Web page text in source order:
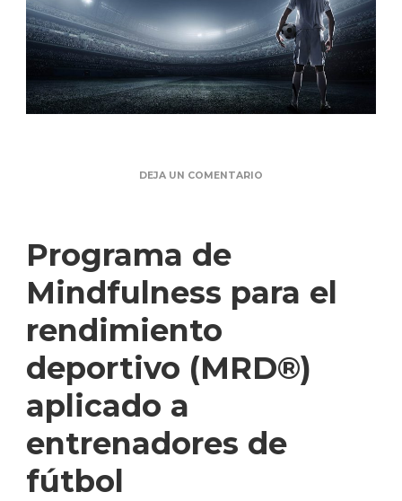
DEJA UN COMENTARIO
Programa de
Mindfulness para el
rendimiento
deportivo (MRD®)
aplicado a
entrenadores de
fútbol